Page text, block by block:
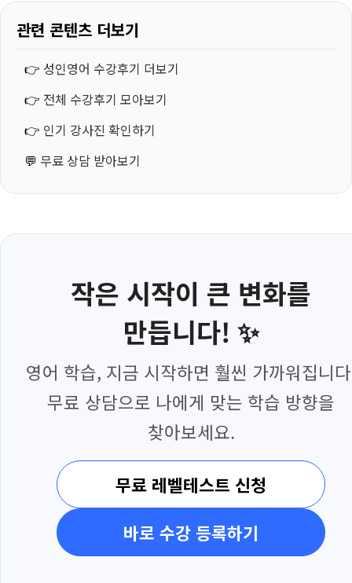
관련 콘텐츠 더보기
👉 성인영어 수강후기 더보기
👉 전체 수강후기 모아보기
👉 인기 강사진 확인하기
💬 무료 상담 받아보기
작은 시작이 큰 변화를
만듭니다! ✨
영어 학습, 지금 시작하면 훨씬 가까워집니
무료 상담으로 나에게 맞는 학습 방향을
찾아보세요.
무료 레벨테스트 신청
바로 수강 등록하기